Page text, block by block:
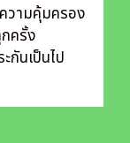
ความคุ้มครอง
ครั้ง
กันเป็นไป